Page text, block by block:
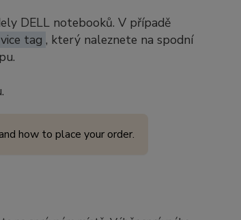
DELL notebooků. V případě
tag , který naleznete na spodní
how to place your order.